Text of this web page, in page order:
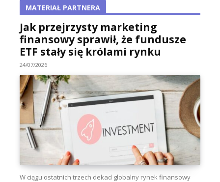
MATERIAŁ PARTNERA
Jak przejrzysty marketing
finansowy sprawił, że fundusze
ETF stały się królami rynku
24/07/2026
W ciągu ostatnich trzech dekad globalny rynek finansowy